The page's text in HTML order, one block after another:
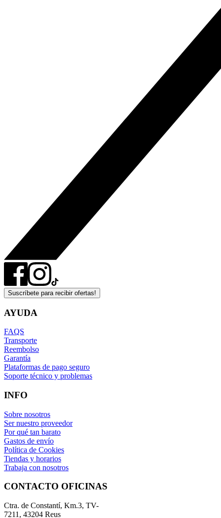
Suscríbete para recibir ofertas!
AYUDA
FAQS
Transporte
Reembolso
Garantía
Plataformas de pago seguro
Soporte técnico y problemas
INFO
Sobre nosotros
Ser nuestro proveedor
Por qué tan barato
Gastos de envío
Política de Cookies
Tiendas y horarios
Trabaja con nosotros
CONTACTO OFICINAS
Ctra. de Constantí, Km.3, TV-
7211, 43204 Reus